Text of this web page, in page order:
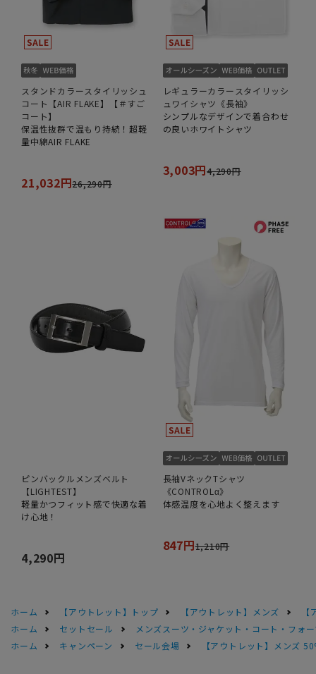
スタンドカラースタイリッシュ
コート【AIR FLAKE】【＃すご
コート】
保温性抜群で温もり持続！超軽
量中綿AIR FLAKE
21,032円26,290円
レギュラーカラースタイリッシ
ュワイシャツ《長袖》
シンプルなデザインで着合わせ
の良いホワイトシャツ
3,003円4,290円
ピンバックルメンズベルト
【LIGHTEST】
軽量かつフィット感で快適な着
け心地！
4,290円
長袖VネックTシャツ
《CONTROLα》
体感温度を心地よく整えます
847円1,210円
ホーム 【アウトレット】トップ 【アウトレット】メンズ
ホーム
セットセール
メンズスーツ・ジャケット・コート・フォ
ホーム
キャンペーン セール会場 【アウトレット】メンズ